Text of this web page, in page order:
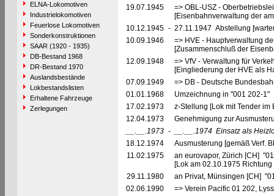
ELNA-Lokomotiven
Industrielokomotiven
Feuerlose Lokomotiven
Sonderkonstruktionen
SAAR (1920 - 1935)
DB-Bestand 1968
DR-Bestand 1970
Auslandsbestände
Lokbestandslisten
Erhaltene Fahrzeuge
Zerlegungen
19.07.1945
=> OBL-USZ -
[Eisenbahnverwaltung der
10.12.1945 - 27.11.1947 Abstellung
10.09.1946
=> HVE - Hauptverwaltung
[Zusammenschluß der
12.09.1948
=> VfV - Verwaltung für
[Eingliederung der HVE als
07.09.1949
=> DB - Deutsche
01.01.1968
Umzeichnung in "001 202-1"
17.02.1973
z-Stellung [Lok mit Tender im
12.04.1973
Genehmigung zur
__.__.1973 - __.__.1974 Einsatz als
18.12.1974
Ausmusterung [gemäß Verf.
11.02.1975
an eurovapor, Zürich [CH]
[Lok am 02.10.1975
29.11.1980
an Privat, Münsingen [CH]
02.06.1990
=> Verein Pacific 01 202,